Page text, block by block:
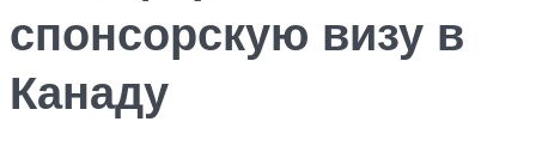
спонсорскую визу в
Канаду